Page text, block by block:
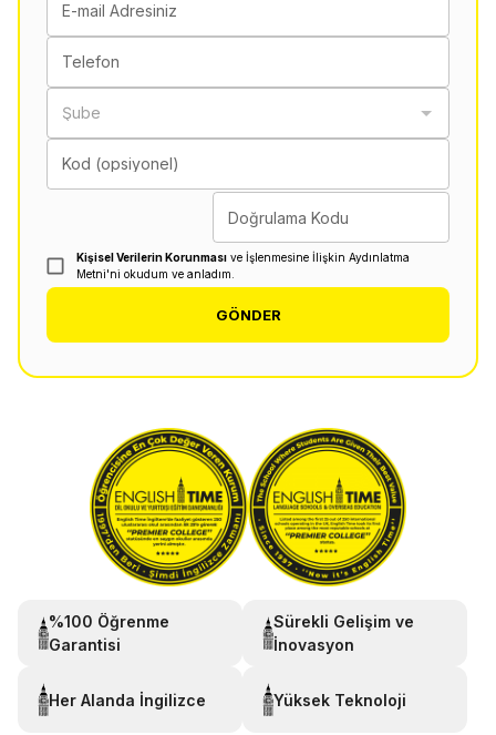
E-mail Adresiniz
Telefon
Şube
Kod (opsiyonel)
Doğrulama Kodu
Kişisel Verilerin Korunması ve İşlenmesine İlişkin Aydınlatma
Metni'ni okudum ve anladım.
GÖNDER
%100 Öğrenme
Garantisi
Sürekli Gelişim ve
İnovasyon
Her Alanda İngilizce Yüksek Teknoloji